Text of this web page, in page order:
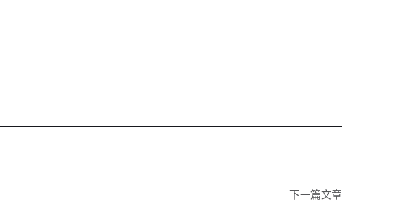
下一篇文章